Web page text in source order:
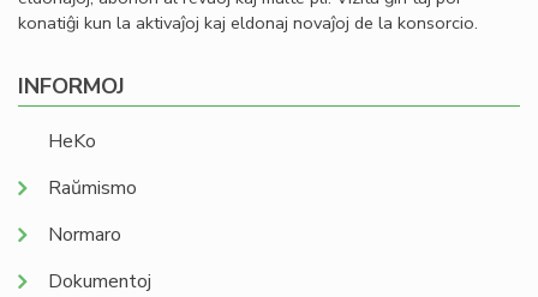
konatiĝi kun la aktivaĵoj kaj eldonaj novaĵoj de la konsorcio.
INFORMOJ
HeKo
Raŭmismo
Normaro
Dokumentoj